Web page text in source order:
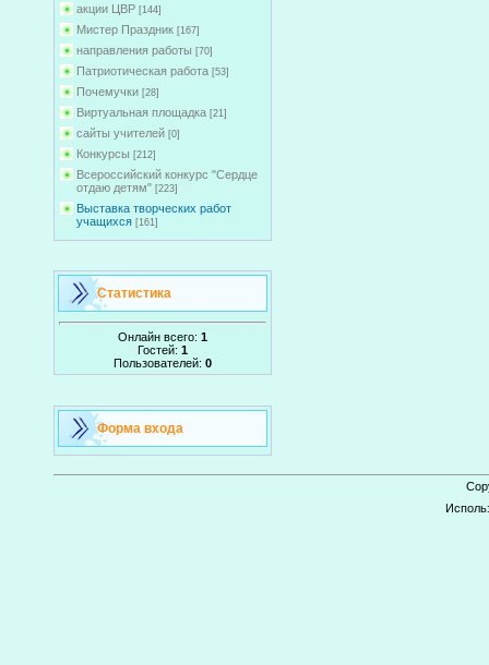
акции ЦВР [144]
Мистер Праздник [167]
направления работы [70]
Патриотическая работа [53]
Почемучки [28]
Виртуальная площадка [21]
сайты учителей [0]
Конкурсы [212]
Всероссийский конкурс "Сердце
отдаю детям" [223]
Выставка творческих работ
учащихся [161]
Статистика
Онлайн всего: 1
Гостей: 1
Пользователей: 0
Форма входа